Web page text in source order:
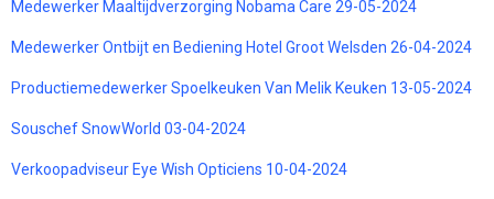
Medewerker Maaltijdverzorging Nobama Care 29-05-2024
Medewerker Ontbijt en Bediening Hotel Groot Welsden 26-04-2024
Productiemedewerker Spoelkeuken Van Melik Keuken 13-05-2024
Souschef SnowWorld 03-04-2024
Verkoopadviseur Eye Wish Opticiens 10-04-2024